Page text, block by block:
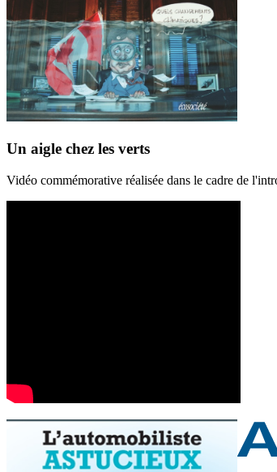
Un aigle chez les verts
Vidéo commémorative réalisée dans le cadre de